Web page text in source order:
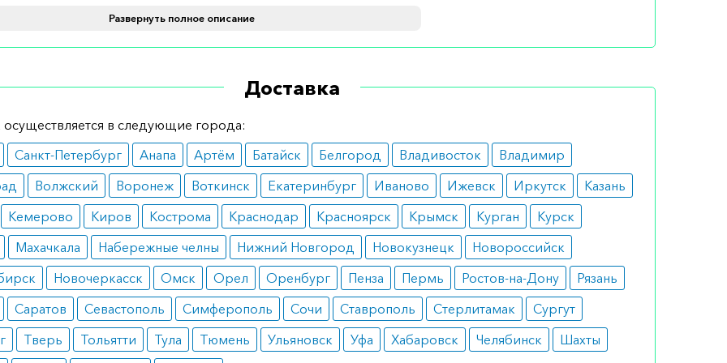
могут все. Единственное ограничение – аллергия на один из
эффекты
хорошо. Изредка возможно появление головной
перепадов настроения.
раствор подкожно. Минимальная дозировка – 150 мг. Доза
массы тела и основного диагноза.
указания
применяется при беременности и кормлении грудью.
Развернуть полное описание
Доставка
осуществляется в следующие города:
Санкт-Петербург Анапа Артём Батайск Белгород Владивосток
Владимир
Волжский Воронеж Воткинск Екатеринбург Иваново Ижевск Иркутск
Казань
Кемерово Киров Кострома Краснодар Красноярск Крымск Курган
Курск
Махачкала Набережные челны Нижний Новгород Новокузнецк
Новороссийск
Новочеркасск Омск Орел Оренбург Пенза Пермь Ростов-на-Дону
Рязань
Саратов Севастополь Симферополь Сочи Ставрополь Стерлитамак
Сургут
Тверь Тольятти Тула Тюмень Ульяновск Уфа Хабаровск Челябинск
Шахты